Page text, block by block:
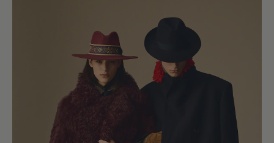
ISCRIVITI ALLA NOSTRA NEWSLETTER
Registrati e ricevi subito uno sconto del 10% sul
tuo prossimo acquisto.